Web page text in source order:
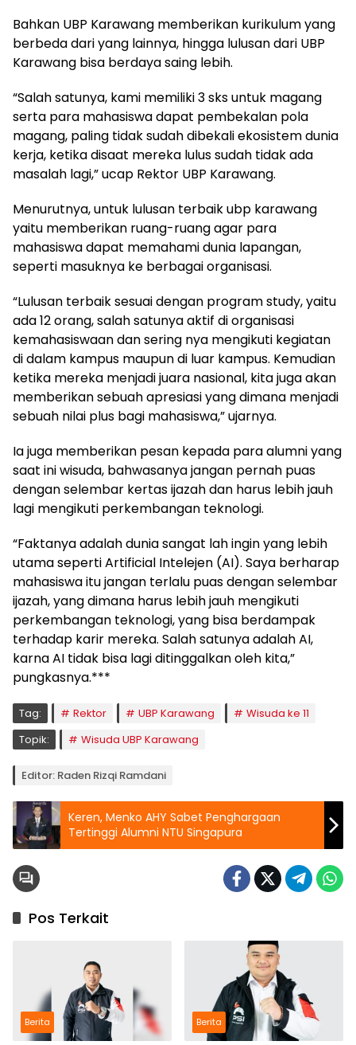
Bahkan UBP Karawang memberikan kurikulum yang
berbeda dari yang lainnya, hingga lulusan dari UBP
Karawang bisa berdaya saing lebih.
“Salah satunya, kami memiliki 3 sks untuk magang
serta para mahasiswa dapat pembekalan pola
magang, paling tidak sudah dibekali ekosistem dunia
kerja, ketika disaat mereka lulus sudah tidak ada
masalah lagi,” ucap Rektor UBP Karawang.
Menurutnya, untuk lulusan terbaik ubp karawang
yaitu memberikan ruang-ruang agar para
mahasiswa dapat memahami dunia lapangan,
seperti masuknya ke berbagai organisasi.
“Lulusan terbaik sesuai dengan program study, yaitu
ada 12 orang, salah satunya aktif di organisasi
kemahasiswaan dan sering nya mengikuti kegiatan
di dalam kampus maupun di luar kampus. Kemudian
ketika mereka menjadi juara nasional, kita juga akan
memberikan sebuah apresiasi yang dimana menjadi
sebuah nilai plus bagi mahasiswa,” ujarnya.
Ia juga memberikan pesan kepada para alumni yang
saat ini wisuda, bahwasanya jangan pernah puas
dengan selembar kertas ijazah dan harus lebih jauh
lagi mengikuti perkembangan teknologi.
“Faktanya adalah dunia sangat lah ingin yang lebih
utama seperti Artificial Intelejen (AI). Saya berharap
mahasiswa itu jangan terlalu puas dengan selembar
ijazah, yang dimana harus lebih jauh mengikuti
perkembangan teknologi, yang bisa berdampak
terhadap karir mereka. Salah satunya adalah AI,
karna AI tidak bisa lagi ditinggalkan oleh kita,”
pungkasnya.***
Tag: Rektor UBP Karawang
Wisuda ke 11
Topik:
Wisuda UBP Karawang
Editor: Raden Rizqi Ramdani
Keren, Menko AHY Sabet Penghargaan
Tertinggi Alumni NTU Singapura
Pos Terkait
Berita Berita